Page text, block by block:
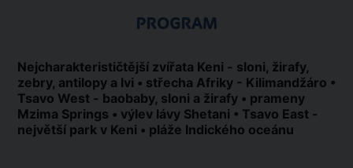
PROGRAM
Nejcharakterističtější zvířata Keni - sloni, žirafy,
zebry, antilopy a lvi • střecha Afriky - Kilimandžáro •
Tsavo West - baobaby, sloni a žirafy • prameny
Mzima Springs • výlev lávy Shetani • Tsavo East -
největší park v Keni • pláže Indického oceánu